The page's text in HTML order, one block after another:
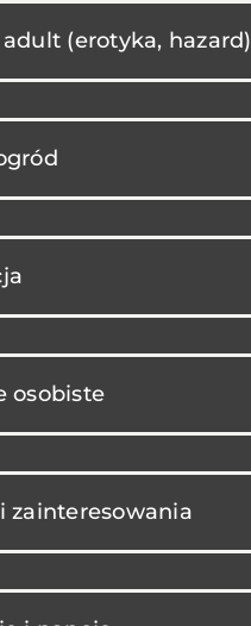
adult (erotyka, hazard)
osobiste
zainteresowania